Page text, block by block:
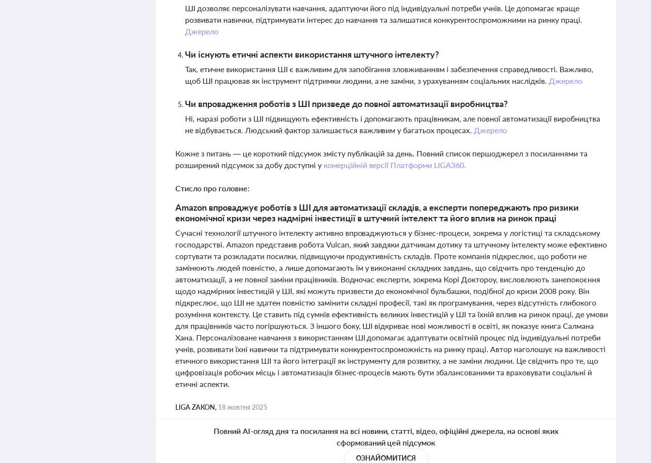
ШІ дозволяє персоналізувати навчання, адаптуючи його під індивідуальні потреби учнів. Це допомагає краще
розвивати навички, підтримувати інтерес до навчання та залишатися конкурентоспроможними на ринку праці.
Джерело
Чи існують етичні аспекти використання штучного інтелекту?
Так, етичне використання ШІ є важливим для запобігання зловживанням і забезпечення справедливості. Важливо,
щоб ШІ працював як інструмент підтримки людини, а не заміни, з урахуванням соціальних наслідків. Джерело
Чи впровадження роботів з ШІ призведе до повної автоматизації виробництва?
Ні, наразі роботи з ШІ підвищують ефективність і допомагають працівникам, але повної автоматизації виробництва
не відбувається. Людський фактор залишається важливим у багатьох процесах. Джерело
Кожне з питань — це короткий підсумок змісту публікацій за день. Повний список першоджерел з посиланнями та
розширений підсумок за добу доступні у комерційній версії Платформи LIGA360.
Стисло про головне:
Amazon впроваджує роботів з ШІ для автоматизації складів, а експерти попереджають про ризики
економічної кризи через надмірні інвестиції в штучний інтелект та його вплив на ринок праці
Сучасні технології штучного інтелекту активно впроваджуються у бізнес-процеси, зокрема у логістиці та складському
господарстві. Amazon представив робота Vulcan, який завдяки датчикам дотику та штучному інтелекту може ефективно
сортувати та розкладати посилки, підвищуючи продуктивність складів. Проте компанія підкреслює, що роботи не
замінюють людей повністю, а лише допомагають їм у виконанні складних завдань, що свідчить про тенденцію до
автоматизації, а не повної заміни працівників. Водночас експерти, зокрема Корі Доктороу, висловлюють занепокоєння
щодо надмірних інвестицій у ШІ, які можуть призвести до економічної бульбашки, подібної до кризи 2008 року. Він
підкреслює, що ШІ не здатен повністю замінити складні професії, такі як програмування, через відсутність глибокого
розуміння контексту. Це ставить під сумнів ефективність великих інвестицій у ШІ та їхній вплив на ринок праці, де умови
для працівників часто погіршуються. З іншого боку, ШІ відкриває нові можливості в освіті, як показує книга Салмана
Хана. Персоналізоване навчання з використанням ШІ допомагає адаптувати освітній процес під індивідуальні потреби
учнів, розвивати їхні навички та підтримувати конкурентоспроможність на ринку праці. Автор наголошує на важливості
етичного використання ШІ та його інтеграції як інструменту для розвитку, а не заміни людини. Це свідчить про те, що
цифровізація робочих місць і автоматизація бізнес-процесів мають бути збалансованими та враховувати соціальні й
етичні аспекти.
LIGA ZAKON, 18 жовтня 2025
Повний AI-огляд дня та посилання на всі новини, статті, відео, офіційні джерела, на основі яких
сформований цей підсумок
ОЗНАЙОМИТИСЯ